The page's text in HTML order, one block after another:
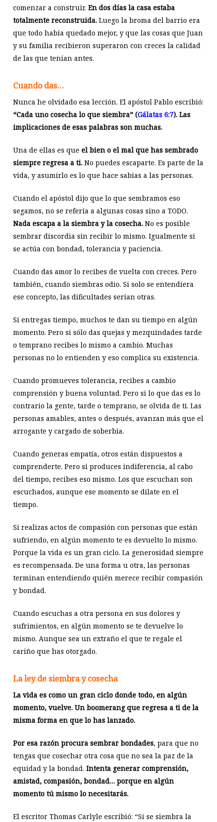
comenzar a construir. En dos días la casa estaba
totalmente reconstruida.Luego la broma del barrio era
que todo había quedado mejor, y que las cosas que Juan
y su familia recibieron superaron con creces la calidad
de las que tenían antes.
Cuando das…
Nunca he olvidado esa lección. El apóstol Pablo escribió:
“Cada uno cosecha lo que siembra” (Gálatas 6:7). Las
implicaciones de esas palabras son muchas.
Una de ellas es que el bien o el mal que has sembrado
siempre regresa a ti. No puedes escaparte. Es parte de la
vida, y asumirlo es lo que hace sabias a las personas.
Cuando el apóstol dijo que lo que sembramos eso
segamos, no se refería a algunas cosas sino a TODO.
Nada escapa a la siembra y la cosecha.No es posible
sembrar discordia sin recibir lo mismo. Igualmente si
se actúa con bondad, tolerancia y paciencia.
Cuando das amor lo recibes de vuelta con creces. Pero
también, cuando siembras odio. Si solo se entendiera
ese concepto, las dificultades serían otras.
Si entregas tiempo, muchos te dan su tiempo en algún
momento. Pero si sólo das quejas y mezquindades tarde
o temprano recibes lo mismo a cambio. Muchas
personas no lo entienden y eso complica su existencia.
Cuando promueves tolerancia, recibes a cambio
comprensión y buena voluntad. Pero si lo que das es lo
contrario la gente, tarde o temprano, se olvida de ti. Las
personas amables, antes o después, avanzan más que el
arrogante y cargado de soberbia.
Cuando generas empatía, otros están dispuestos a
comprenderte. Pero si produces indiferencia, al cabo
del tiempo, recibes eso mismo. Los que escuchan son
escuchados, aunque ese momento se dilate en el
tiempo.
Si realizas actos de compasión con personas que están
sufriendo, en algún momento te es devuelto lo mismo.
Porque la vida es un gran ciclo. La generosidad siempre
es recompensada. De una forma u otra, las personas
terminan entendiendo quién merece recibir compasión
y bondad.
Cuando escuchas a otra persona en sus dolores y
sufrimientos, en algún momento se te devuelve lo
mismo. Aunque sea un extraño el que te regale el
cariño que has otorgado.
La ley de siembra y cosecha
La vida es como un gran ciclo donde todo, en algún
momento, vuelve. Un boomerang que regresa a ti de la
misma forma en que lo has lanzado.
Por esa razón procura sembrar bondades, para que no
tengas que cosechar otra cosa que no sea la paz de la
equidad y la bondad. Intenta generar comprensión,
amistad, compasión, bondad… porque en algún
momento tú mismo lo necesitarás.
El escritor Thomas Carlyle escribió: “Si se siembra la